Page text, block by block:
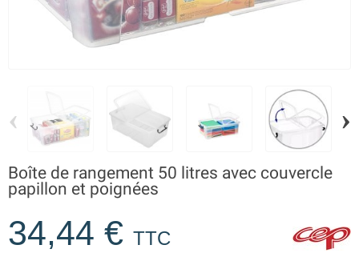
‹ ›
Boîte de rangement 50 litres avec couvercle
papillon et poignées
34,44 € TTC